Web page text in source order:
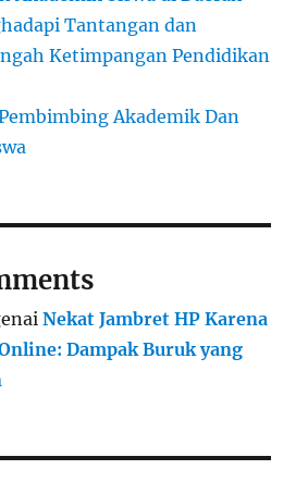
Tantangan dan
Ketimpangan Pendidikan
Akademik Dan
Nekat Jambret HP Karena
Dampak Buruk yang